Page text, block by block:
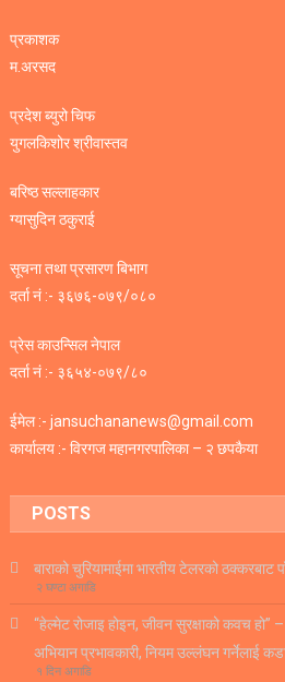
प्रकाशक
म.अरसद
प्रदेश ब्युरो चिफ
युगलकिशोर श्रीवास्तव
बरिष्ठ सल्लाहकार
ग्यासुदिन ठकुराई
सूचना तथा प्रसारण बिभाग
दर्ता नं :- ३६७६-०७९/०८०
प्रेस काउन्सिल नेपाल
दर्ता नं :- ३६५४-०७९/८०
ईमेल :- jansuchananews@gmail.com
कार्यालय :- विरगज महानगरपालिका – २ छपकैया
POSTS
बाराको चुरियामाईमा भारतीय टेलरको ठक्करबाट
२ घण्टा अगाडि
“हेल्मेट रोजाइ होइन, जीवन सुरक्षाको कवच हो”
अभियान प्रभावकारी, नियम उल्लंघन गर्नेलाई
१ दिन अगाडि